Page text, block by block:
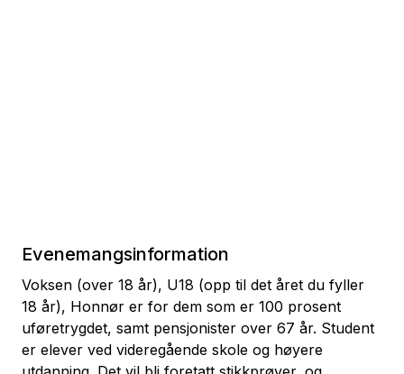
Evenemangsinformation
Voksen (over 18 år), U18 (opp til det året du fyller
18 år), Honnør er for dem som er 100 prosent
uføretrygdet, samt pensjonister over 67 år. Student
er elever ved videregående skole og høyere